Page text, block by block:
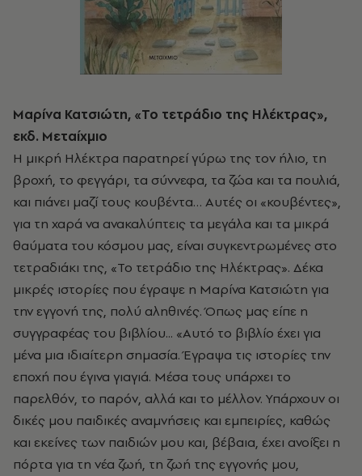
Μαρίνα Κατσιώτη, «Το τετράδιο της Ηλέκτρας»,
εκδ. Μεταίχμιο
Η μικρή Ηλέκτρα παρατηρεί γύρω της τον ήλιο, τη
βροχή, το φεγγάρι, τα σύννεφα, τα ζώα και τα πουλιά,
και πιάνει μαζί τους κουβέντα… Αυτές οι «κουβέντες»,
για τη χαρά να ανακαλύπτεις τα μεγάλα και τα μικρά
θαύματα του κόσμου μας, είναι συγκεντρωμένες στο
τετραδιάκι της, «Το τετράδιο της Ηλέκτρας». Δέκα
μικρές ιστορίες που έγραψε η Μαρίνα Κατσιώτη για
την εγγονή της, πολύ αληθινές. Όπως μας είπε η
συγγραφέας του βιβλίου... «Αυτό το βιβλίο έχει για
μένα μια ιδιαίτερη σημασία. Έγραψα τις ιστορίες την
εποχή που έγινα γιαγιά. Μέσα τους υπάρχει το
παρελθόν, το παρόν, αλλά και το μέλλον. Υπάρχουν οι
δικές μου παιδικές αναμνήσεις και εμπειρίες, καθώς
και εκείνες των παιδιών μου και, βέβαια, έχει ανοίξει η
πόρτα για τη νέα ζωή, τη ζωή της εγγονής μου,